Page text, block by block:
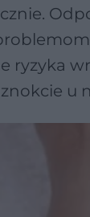
ryzyka
u